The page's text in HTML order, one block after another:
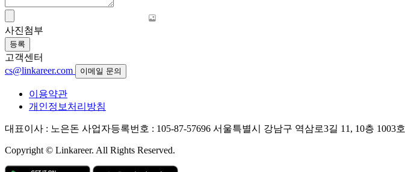
사진첨부
등록
고객센터
cs@linkareer.com
이메일 문의
이용약관
개인정보처리방침
대표이사 : 노은돈 사업자등록번호 : 105-87-57696 서울특별시 강남구 역삼로3길 11, 10층 1003호
Copyright © Linkareer. All Rights Reserved.